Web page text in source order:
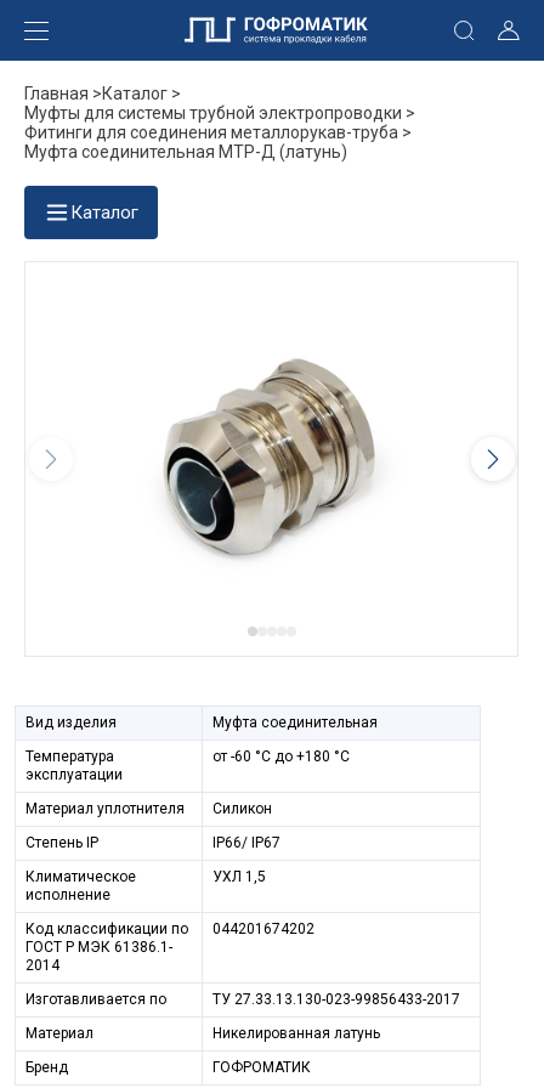
Главная >Каталог >
Муфты для системы трубной электропроводки >
Фитинги для соединения металлорукав-труба >
Муфта соединительная МТР-Д (латунь)
Каталог
Вид изделия
Муфта соединительная
Температура
эксплуатации
от -60 °С до +180 °С
Материал уплотнителя
Силикон
Стeпень IP
IP66/ IP67
Климатическое
исполнение
УХЛ 1,5
Код классификации по
ГОСТ Р МЭК 61386.1-
2014
044201674202
Изготавливается по
ТУ 27.33.13.130-023-99856433-2017
Материал
Никелированная латунь
Бренд
ГОФРОМАТИК